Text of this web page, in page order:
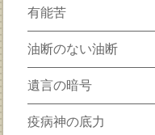
有能苦
油断のない油断
遺言の暗号
疫病神の底力